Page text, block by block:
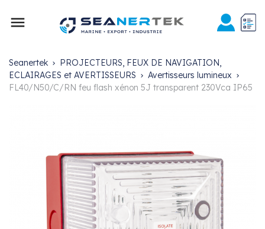

Seanertek
PROJECTEURS, FEUX DE NAVIGATION,
ECLAIRAGES et AVERTISSEURS
Avertisseurs lumineux
FL40/N50/C/RN feu flash xénon 5J transparent 230Vca IP65